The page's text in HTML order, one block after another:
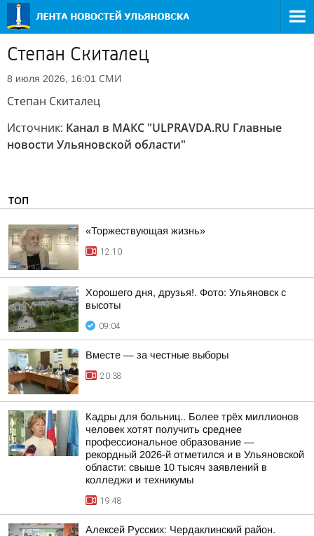
Степан Скиталец
8 июля 2026, 16:01 СМИ
Степан Скиталец
Источник: Канал в МАКС "ULPRAVDA.RU Главные
новости Ульяновской области"
ТОП
«Торжествующая жизнь»
12:10
Хорошего дня, друзья!. Фото: Ульяновск с
высоты
09:04
Вместе — за честные выборы
20:38
Кадры для больниц.. Более трёх миллионов
человек хотят получить среднее
профессиональное образование —
рекордный 2026-й отметился и в Ульяновской
области: свыше 10 тысяч заявлений в
колледжи и техникумы
19:48
Алексей Русских: Чердаклинский район.